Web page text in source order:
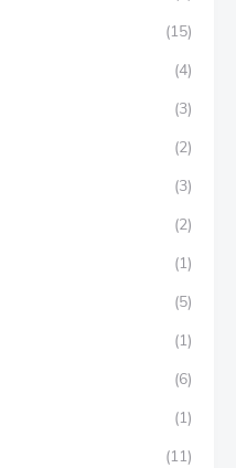
(15)
(4)
(3)
(2)
(3)
(2)
(1)
(5)
(1)
(6)
(1)
(11)